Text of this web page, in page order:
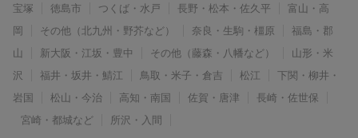
宝塚
徳島市 つくば・水戸 長野・松本・佐久平
富山・高
岡
その他（北九州・野芥など） 奈良・生駒・橿原
福島・郡
山
新大阪・江坂・豊中 その他（藤森・八幡など）
山形・米
沢
福井・坂井・鯖江 鳥取・米子・倉吉 松江
下関・柳井・
岩国
松山・今治 高知・南国 佐賀・唐津
長崎・佐世保
宮崎・都城など
所沢・入間